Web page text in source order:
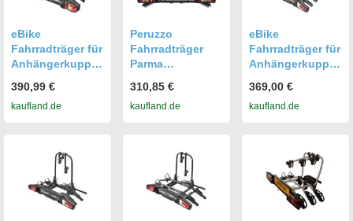
eBike
Fahrradträger für
Anhängerkupplu
Heckträger
Radträger -
60kg Zuladung -
am Fahrzeug
klappbar -
kompaktes
390,99 €
kaufland.de
Peruzzo
Fahrradträger
Parma
ng für 4
Fahrräder Stahl
310,85 €
kaufland.de
eBike
Fahrradträger für
Anhängerkupplu
Heckträger
Radträger -
Fahrräder - 60kg
Zuladung - am
Fahrzeug
klappbar &
369,00 €
kaufland.de